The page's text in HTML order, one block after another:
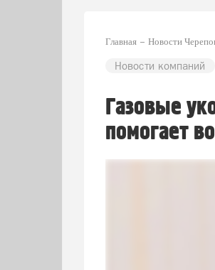
Главная Новости
Новости компаний
Газовые
помогает